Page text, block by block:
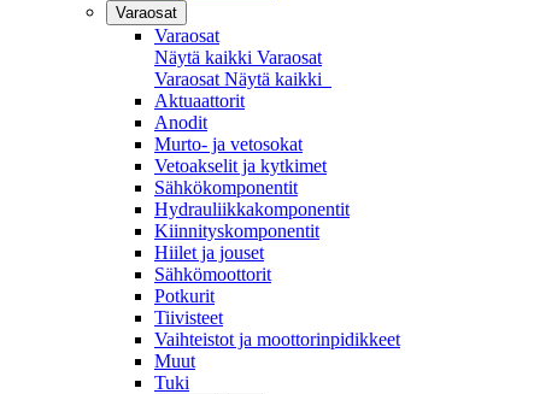
Varaosat
Varaosat
Näytä kaikki Varaosat
Varaosat Näytä kaikki
Aktuaattorit
Anodit
Murto- ja vetosokat
Vetoakselit ja kytkimet
Sähkökomponentit
Hydrauliikkakomponentit
Kiinnityskomponentit
Hiilet ja jouset
Sähkömoottorit
Potkurit
Tiivisteet
Vaihteistot ja moottorinpidikkeet
Muut
Tuki